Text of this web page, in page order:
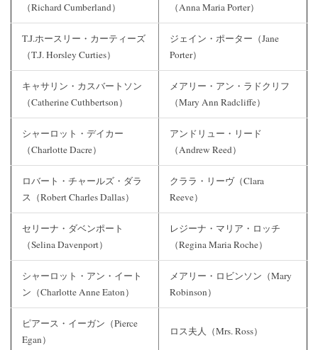
（Richard Cumberland）
（Anna Maria Porter）
T.J.ホースリー・カーティーズ
（T.J. Horsley Curties）
ジェイン・ポーター（Jane
Porter）
キャサリン・カスバートソン
（Catherine Cuthbertson）
メアリー・アン・ラドクリフ
（Mary Ann Radcliffe）
シャーロット・デイカー
（Charlotte Dacre）
アンドリュー・リード
（Andrew Reed）
ロバート・チャールズ・ダラ
ス（Robert Charles Dallas）
クララ・リーヴ（Clara
Reeve）
セリーナ・ダベンポート
（Selina Davenport）
レジーナ・マリア・ロッチ
（Regina Maria Roche）
シャーロット・アン・イート
ン（Charlotte Anne Eaton）
メアリー・ロビンソン（Mary
Robinson）
ピアース・イーガン（Pierce
Egan）
ロス夫人（Mrs. Ross）